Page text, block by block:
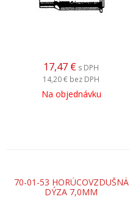
17,47 € s DPH
14,20 € bez DPH
Na objednávku
70-01-53 HORÚCOVZDUŠNÁ
DÝZA 7,0MM